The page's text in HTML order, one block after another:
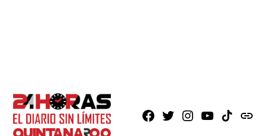
Facebook
X Instagram
YoutubeTikTokissuu